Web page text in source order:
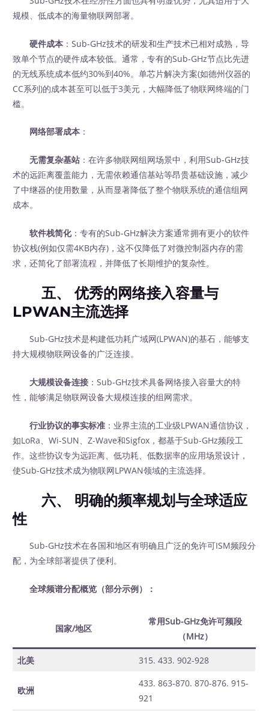
规模、低成本的海量物联网部署。
硬件成本 ：Sub-GHz技术的研发和生产技术已相对成熟，导
致单个节点的硬件成本较低。通常，专有的Sub-GHz节点比先进
的无线系统成本低约30%到40%。单芯片解决方案(如德州仪器的
CC系列)的成本甚至可以低于3美元，大幅降低了物联网终端的门
槛。
网络部署成本 ：
无需复杂基站 ：在许多物联网组网场景中，利用Sub-GHz技
术的远距离覆盖能力，无需依赖通信基站等昂贵基础设施，减少
了中继器的使用数量，从而显著降低了整个物联系统的通信组网
成本。
软件栈简化：专有的Sub-GHz解决方案通常拥有更小的软件
协议栈(例如仅需4KB内存)，这不仅降低了对微控制器内存的需
求，还简化了部署流程，并降低了长期维护的复杂性。
五、 优秀的网络接入容量与
LPWAN主流选择
Sub-GHz技术是构建低功耗广域网(LPWAN)的基石，能够支
持大规模物联网设备的广泛连接。
大规模设备连接 ：Sub-GHz技术具备网络接入容量大的特
性，能够满足物联网设备大规模连接的组网需求。
行业协议的事实标准 ：业界主流的工业级LPWAN通信协议，
如LoRa、Wi-SUN、Z-Wave和Sigfox，都基于Sub-GHz频段工
作。这些协议专为远距离、低功耗、低数据率的应用场景设计，
使Sub-GHz技术成为物联网LPWAN领域的主流选择。
六、 明确的频率规划与全球适应
性
Sub-GHz技术在各国和地区有明确且广泛的免许可ISM频段分
配，为全球部署提供了便利。
全球频谱分配概览（部分示例）：
国家/地区
常用Sub-GHz免许可频段
（MHz）
北美 315. 433. 902-928
欧洲
433. 863-870. 870-876. 915-
921